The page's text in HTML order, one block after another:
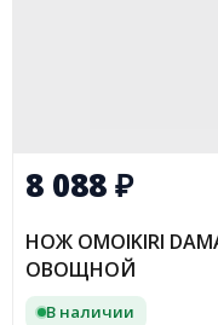
8 088₽
НОЖ OMOIKIRI
ОВОЩНОЙ
В наличии